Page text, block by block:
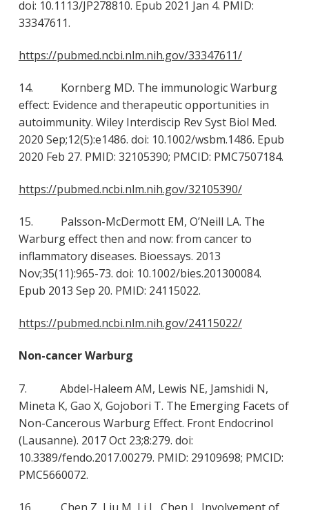
doi: 10.1113/JP278810. Epub 2021 Jan 4. PMID:
33347611.
https://pubmed.ncbi.nlm.nih.gov/33347611/
14. Kornberg MD. The immunologic Warburg
effect: Evidence and therapeutic opportunities in
autoimmunity. Wiley Interdiscip Rev Syst Biol Med.
2020 Sep;12(5):e1486. doi: 10.1002/wsbm.1486. Epub
2020 Feb 27. PMID: 32105390; PMCID: PMC7507184.
https://pubmed.ncbi.nlm.nih.gov/32105390/
15. Palsson-McDermott EM, O’Neill LA. The
Warburg effect then and now: from cancer to
inflammatory diseases. Bioessays. 2013
Nov;35(11):965-73. doi: 10.1002/bies.201300084.
Epub 2013 Sep 20. PMID: 24115022.
https://pubmed.ncbi.nlm.nih.gov/24115022/
Non-cancer Warburg
7. Abdel-Haleem AM, Lewis NE, Jamshidi N,
Mineta K, Gao X, Gojobori T. The Emerging Facets of
Non-Cancerous Warburg Effect. Front Endocrinol
(Lausanne). 2017 Oct 23;8:279. doi:
10.3389/fendo.2017.00279. PMID: 29109698; PMCID:
PMC5660072.